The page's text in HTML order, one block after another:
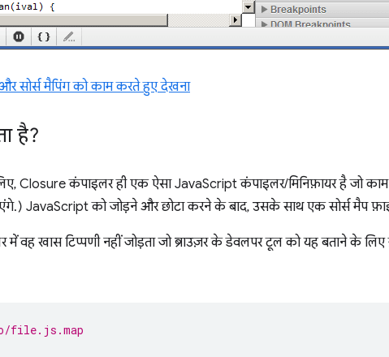
सोर्स मैपिंग को काम करते हुए देखना
है?
Closure कंपाइलर ही एक ऐसा JavaScript कंपाइलर/मिनिफ़ायर है जो
JavaScript को जोड़ने और छोटा करने के बाद, उसके साथ एक सोर्स मैप
वह खास टिप्पणी नहीं जोड़ता जो ब्राउज़र के डेवलपर टूल को यह बताने के लिए
file.js.map